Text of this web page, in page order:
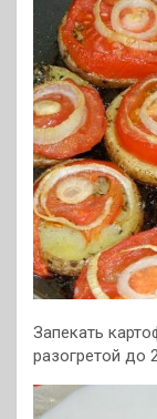
Запекать
разогретой до